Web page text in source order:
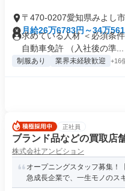
〒470-0207愛知県みよし
月給26万6783円～34万
求めている人材 ＜必須条
自動車免許 （入社後の準...
制服あり 業界未経験歓迎 +16
正社員
ブランド品などの買取
株式会社アンビション
オープニングスタッフ募集！
急成長企業で、一生モノのス